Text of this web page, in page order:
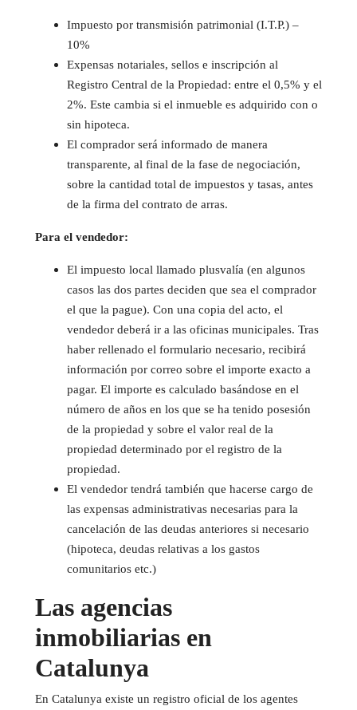
Impuesto por transmisión patrimonial (I.T.P.) –
10%
Expensas notariales, sellos e inscripción al
Registro Central de la Propiedad: entre el 0,5% y el
2%. Este cambia si el inmueble es adquirido con o
sin hipoteca.
El comprador será informado de manera
transparente, al final de la fase de negociación,
sobre la cantidad total de impuestos y tasas, antes
de la firma del contrato de arras.
Para el vendedor:
El impuesto local llamado plusvalía (en algunos
casos las dos partes deciden que sea el comprador
el que la pague). Con una copia del acto, el
vendedor deberá ir a las oficinas municipales. Tras
haber rellenado el formulario necesario, recibirá
información por correo sobre el importe exacto a
pagar. El importe es calculado basándose en el
número de años en los que se ha tenido posesión
de la propiedad y sobre el valor real de la
propiedad determinado por el registro de la
propiedad.
El vendedor tendrá también que hacerse cargo de
las expensas administrativas necesarias para la
cancelación de las deudas anteriores si necesario
(hipoteca, deudas relativas a los gastos
comunitarios etc.)
Las agencias
inmobiliarias en
Catalunya
En Catalunya existe un registro oficial de los agentes